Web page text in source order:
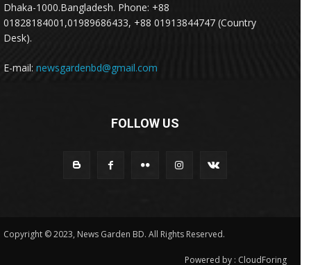
Dhaka-1000.Bangladesh. Phone: +88
01828184001,01989686433, +88 01913844747 (Country
Desk).
E-mail: newsgardenbd@gmail.com
FOLLOW US
Copyright © 2023, News Garden BD. All Rights Reserved.
Powered by : CloudForing